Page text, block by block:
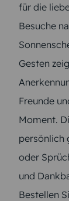
für die
Besuche
Gesten
Freunde
Moment.
persönlich
oder
und
Bestellen